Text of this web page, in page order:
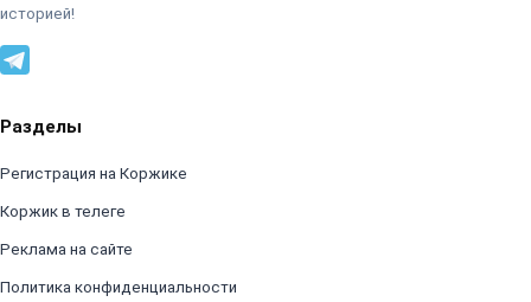
историей!
Разделы
Регистрация на Коржике
Коржик в телеге
Реклама на сайте
Политика конфиденциальности